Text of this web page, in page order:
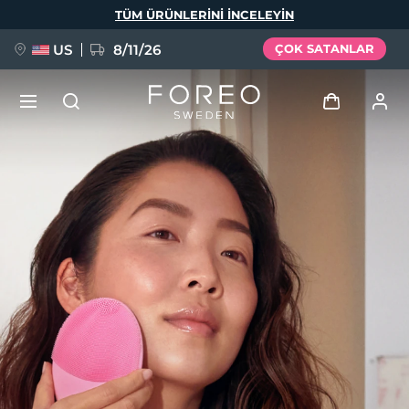
TÜM ÜRÜNLERINI INCELEYIN
US 8/11/26 ÇOK SATANLAR
Kullanici profi̇li̇
Siparişlerim
Adresim
Aboneliklerim
FAQ™ Pure Beauty-Tech Elixir
BREAKING NEWS
issa™ Teeth Whitening Set
Dil Seçimi
English Deutsch
Español
Français
Italiano
Português
Polski
Svenska
Русский
Türkçe
简体中文 繁體中文